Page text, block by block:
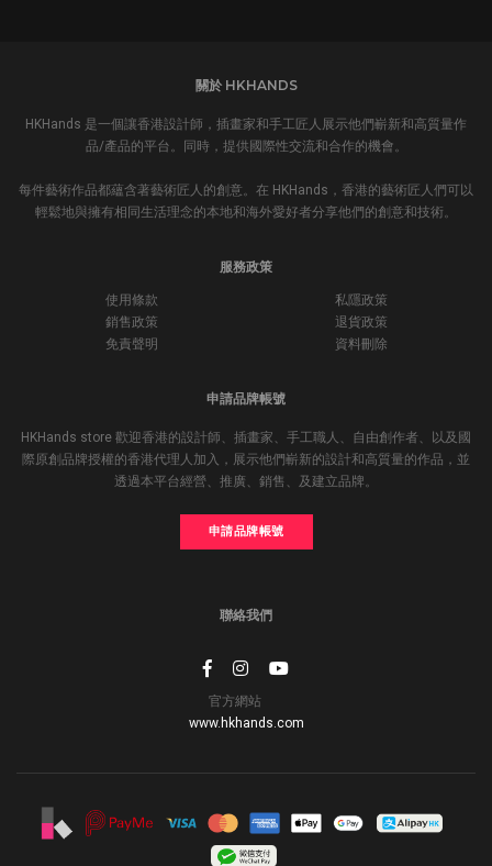
關於 HKHANDS
HKHands 是一個讓香港設計師，插畫家和手工匠人展示他們嶄新和高質量作
品/產品的平台。同時，提供國際性交流和合作的機會。
每件藝術作品都蘊含著藝術匠人的創意。在 HKHands，香港的藝術匠人們可以
輕鬆地與擁有相同生活理念的本地和海外愛好者分享他們的創意和技術。
服務政策
使用條款
私隱政策
銷售政策
退貨政策
免責聲明
資料刪除
申請品牌帳號
HKHands store 歡迎香港的設計師、插畫家、手工職人、自由創作者、以及國
際原創品牌授權的香港代理人加入，展示他們嶄新的設計和高質量的作品，並
透過本平台經營、推廣、銷售、及建立品牌。
申請品牌帳號
聯絡我們
官方網站
www.hkhands.com